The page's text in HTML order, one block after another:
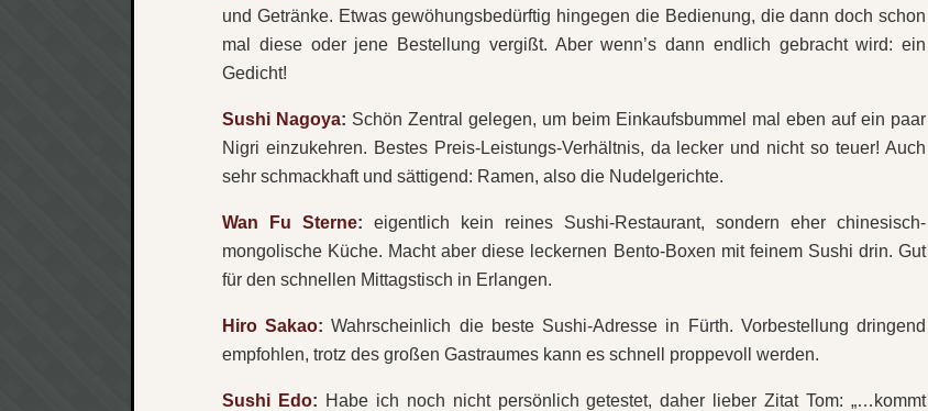
und Getränke. Etwas gewöhungsbedürftig hingegen die Bedienung, die dann doch schon
mal diese oder jene Bestellung vergißt. Aber wenn’s dann endlich gebracht wird: ein
Gedicht!
Sushi Nagoya: Schön Zentral gelegen, um beim Einkaufsbummel mal eben auf ein paar
Nigri einzukehren. Bestes Preis-Leistungs-Verhältnis, da lecker und nicht so teuer! Auch
sehr schmackhaft und sättigend: Ramen, also die Nudelgerichte.
Wan Fu Sterne: eigentlich kein reines Sushi-Restaurant, sondern eher chinesisch-
mongolische Küche. Macht aber diese leckernen Bento-Boxen mit feinem Sushi drin. Gut
für den schnellen Mittagstisch in Erlangen.
Hiro Sakao: Wahrscheinlich die beste Sushi-Adresse in Fürth. Vorbestellung dringend
empfohlen, trotz des großen Gastraumes kann es schnell proppevoll werden.
Sushi Edo: Habe ich noch nicht persönlich getestet, daher lieber Zitat Tom: „…kommt